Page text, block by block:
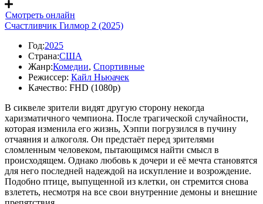
Смотреть онлайн
Счастливчик Гилмор 2 (2025)
Год:2025
Страна:США
Жанр:Комедии, Спортивные
Режиссер: Кайл Ньюачек
Качество: FHD (1080p)
В сиквеле зрители видят другую сторону некогда
харизматичного чемпиона. После трагической случайности,
которая изменила его жизнь, Хэппи погрузился в пучину
отчаяния и алкоголя. Он предстаёт перед зрителями
сломленным человеком, пытающимся найти смысл в
происходящем. Однако любовь к дочери и её мечта становятся
для него последней надеждой на искупление и возрождение.
Подобно птице, выпущенной из клетки, он стремится снова
взлететь, несмотря на все свои внутренние демоны и внешние